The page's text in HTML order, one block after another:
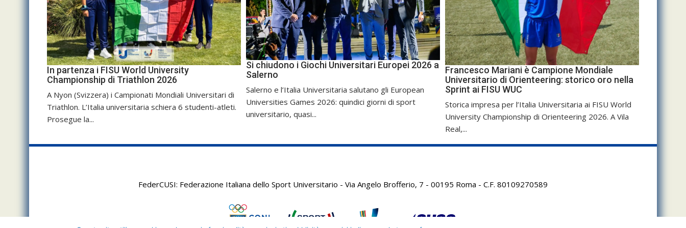
In partenza i FISU World University
Championship di Triathlon 2026
A Nyon (Svizzera) i Campionati Mondiali Universitari di
Triathlon. L’Italia universitaria schiera 6 studenti-atleti.
Prosegue la...
Si chiudono i Giochi Universitari Europei 2026 a
Salerno
Salerno e l’Italia Universitaria salutano gli European
Universities Games 2026: quindici giorni di sport
universitario, quasi...
Francesco Mariani è Campione Mondiale
Universitario di Orienteering: storico oro nella
Sprint ai FISU WUC
Storica impresa per l’Italia Universitaria ai FISU World
University Championship di Orienteering 2026. A Vila
Real,...
FederCUSI: Federazione Italiana dello Sport Universitario - Via Angelo Brofferio, 7 - 00195 Roma - C.F. 80109270589